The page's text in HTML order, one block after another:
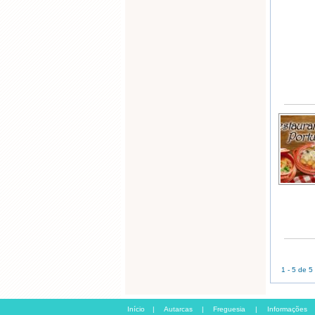
1 - 5 de 5
Início | Autarcas | Freguesia | Informações